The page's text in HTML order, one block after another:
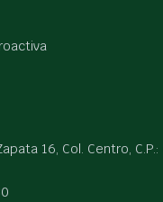
16, Col. Centro,